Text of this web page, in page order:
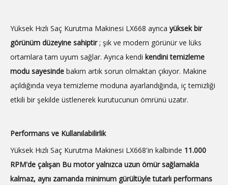
Yüksek Hızlı Saç Kurutma Makinesi LX668 ayrıca yüksek bir
görünüm düzeyine sahiptir; şık ve modern görünür ve lüks
ortamlara tam uyum sağlar. Ayrıca kendi kendini temizleme
modu sayesinde bakım artık sorun olmaktan çıkıyor. Makine
açıldığında veya temizleme moduna ayarlandığında, iç temizliği
etkili bir şekilde üstlenerek kurutucunun ömrünü uzatır.
Performans ve Kullanılabilirlik
Yüksek Hızlı Saç Kurutma Makinesi LX668'in kalbinde 11.000
RPM'de çalışan Bu motor yalnızca uzun ömür sağlamakla
kalmaz, aynı zamanda minimum gürültüyle tutarlı performans